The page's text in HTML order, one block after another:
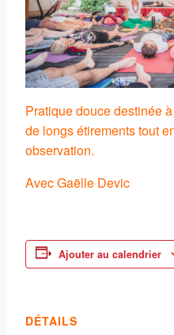
Pratique douce destinée
de longs étirements tout
observation.
Avec Gaëlle Devic
Ajouter au calendrier
DÉTAILS